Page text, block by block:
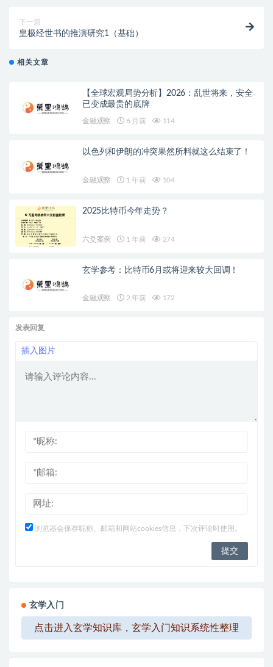
下一篇
皇极经世书的推演研究1（基础）
相关文章
【全球宏观局势分析】2026：乱世将来，安全
已变成最贵的底牌
金融观察 6 月前 114
以色列和伊朗的冲突果然所料就这么结束了！
金融观察 1 年前 104
2025比特币今年走势？
六爻案例 1 年前 274
玄学参考：比特币6月或将迎来较大回调！
金融观察 2 年前 172
发表回复
插入图片
浏览器会保存昵称、邮箱和网站cookies信息，下次评论时使用。
玄学入门
点击进入玄学知识库，玄学入门知识系统性整理